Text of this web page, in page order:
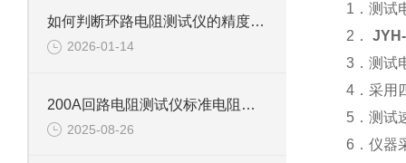
如何判断环路电阻测试仪的精度是否符合要求？
2026-01-14
200A回路电阻测试仪标准电阻多少算是正常？
2025-08-26
1．测试
2．
3．测试
4．采用
5．测试
6．仪器